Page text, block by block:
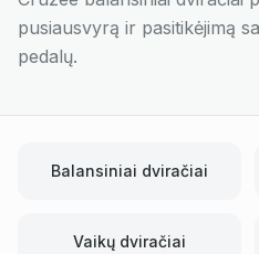
pusiausvyrą ir pasitikėjimą
pedalų.
Balansiniai dviračiai
Vaikų dviračiai